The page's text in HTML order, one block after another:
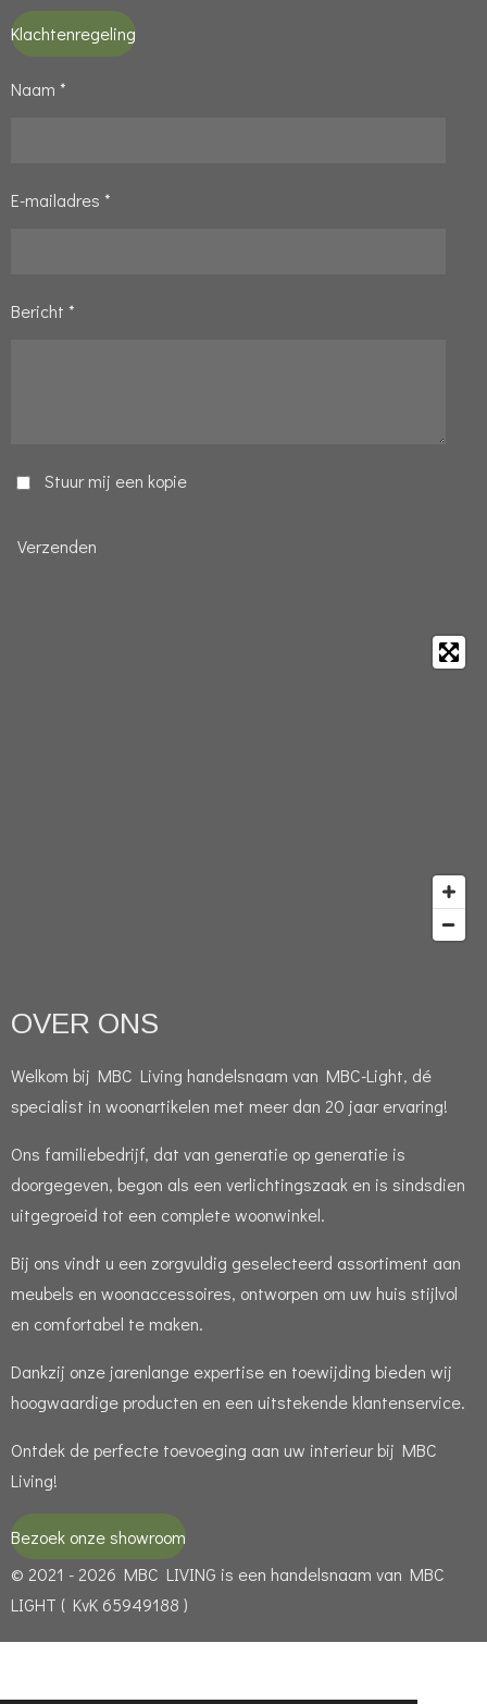
Klachtenregeling
Naam *
E-mailadres *
Bericht *
Stuur mij een kopie
Verzenden
OVER ONS
Welkom bij MBC Living handelsnaam van MBC-Light, dé
specialist in woonartikelen met meer dan 20 jaar ervaring!
Ons familiebedrijf, dat van generatie op generatie is
doorgegeven, begon als een verlichtingszaak en is sindsdien
uitgegroeid tot een complete woonwinkel.
Bij ons vindt u een zorgvuldig geselecteerd assortiment aan
meubels en woonaccessoires, ontworpen om uw huis stijlvol
en comfortabel te maken.
Dankzij onze jarenlange expertise en toewijding bieden wij
hoogwaardige producten en een uitstekende klantenservice.
Ontdek de perfecte toevoeging aan uw interieur bij MBC
Living!
Bezoek onze showroom
© 2021 - 2026 MBC LIVING is een handelsnaam van MBC
LIGHT ( KvK 65949188 )